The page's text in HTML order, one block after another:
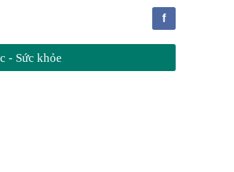
f
- Sức khỏe